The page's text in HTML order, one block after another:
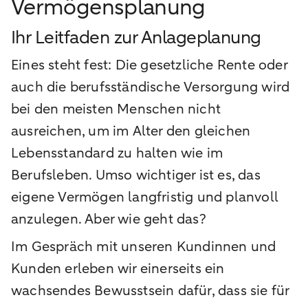
Vermögensplanung
Ihr Leitfaden zur Anlageplanung
Eines steht fest: Die gesetzliche Rente oder
auch die berufsständische Versorgung wird
bei den meisten Menschen nicht
ausreichen, um im Alter den gleichen
Lebensstandard zu halten wie im
Berufsleben. Umso wichtiger ist es, das
eigene Vermögen langfristig und planvoll
anzulegen. Aber wie geht das?
Im Gespräch mit unseren Kundinnen und
Kunden erleben wir einerseits ein
wachsendes Bewusstsein dafür, dass sie für